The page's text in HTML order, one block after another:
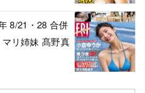
8/21・28 合併
リ姉妹 髙野真